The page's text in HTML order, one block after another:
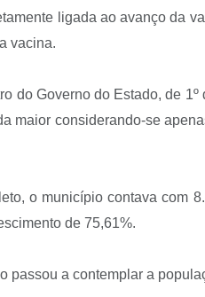
ligada ao avanço da
vacina.
do Governo do Estado, de
maior considerando-se
o município contava com
de 75,61%.
passou a contemplar a